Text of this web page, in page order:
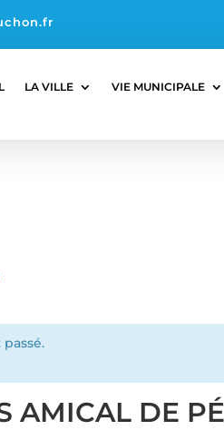
LA VILLE VIE MUNICIPALE
AMICAL DE